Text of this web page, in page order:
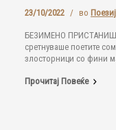
23/10/2022 / во
БЕЗИМЕНО
сретнуваше поетите
злосторници со фини
Прочитај Повеќе